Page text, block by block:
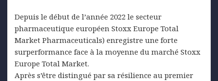
Depuis le début de l’année 2022 le secteur
pharmaceutique européen Stoxx Europe Total
Market Pharmaceuticals) enregistre une forte
surperformance face à la moyenne du marché Stoxx
Europe Total Market.
Après s’être distingué par sa résilience au premier